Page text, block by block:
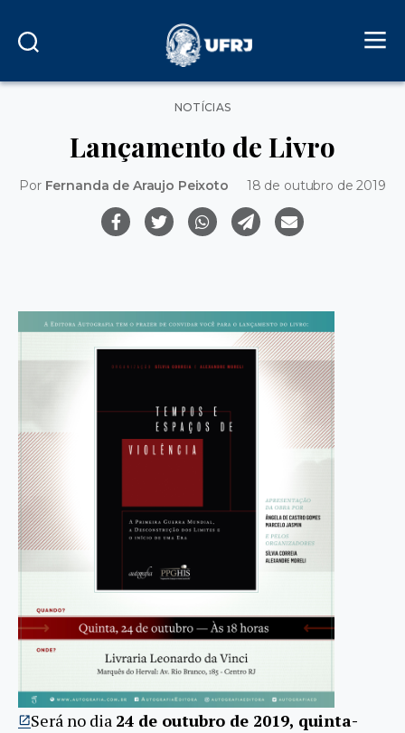
Categorias
NOTÍCIAS
Lançamento de Livro
Por Fernanda de Araujo Peixoto 18 de outubro de 2019
Será no dia 24 de outubro de 2019, quinta-